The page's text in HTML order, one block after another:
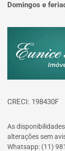
Domingos e
CRECI: 198430F
As
alterações sem
Whatsapp: (11)